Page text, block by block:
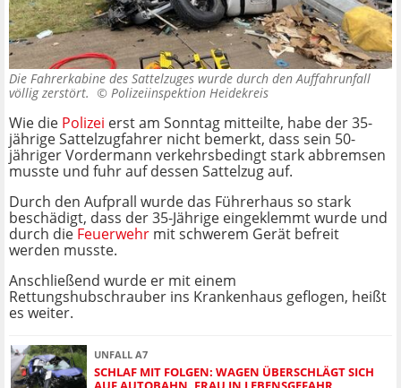
Die Fahrerkabine des Sattelzuges wurde durch den Auffahrunfall
völlig zerstört. © Polizeiinspektion Heidekreis
Wie die Polizei erst am Sonntag mitteilte, habe der 35-
jährige Sattelzugfahrer nicht bemerkt, dass sein 50-
jähriger Vordermann verkehrsbedingt stark abbremsen
musste und fuhr auf dessen Sattelzug auf.
Durch den Aufprall wurde das Führerhaus so stark
beschädigt, dass der 35-Jährige eingeklemmt wurde und
durch die Feuerwehr mit schwerem Gerät befreit
werden musste.
Anschließend wurde er mit einem
Rettungshubschrauber ins Krankenhaus geflogen, heißt
es weiter.
UNFALL A7
SCHLAF MIT FOLGEN: WAGEN ÜBERSCHLÄGT SICH